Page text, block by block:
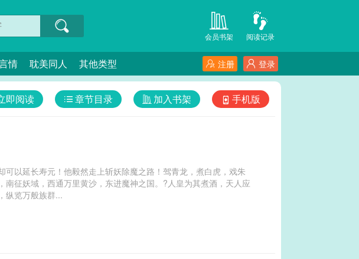
阅读记录
会员书架
情 耽美同人 其他类型 登录
注册
手机版
加入书架
章节目录
即阅读
以延长寿元！他毅然走上斩妖除魔之路！驾青龙，煮白虎，戏朱
征妖域，西通万里黄沙，东进魔神之国。?人皇为其煮酒，天人应
览万般族群...